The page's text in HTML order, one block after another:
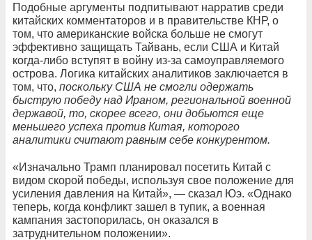
Подобные аргументы подпитывают нарратив среди
китайских комментаторов и в правительстве КНР, о
том, что американские войска больше не смогут
эффективно защищать Тайвань, если США и Китай
когда-либо вступят в войну из-за самоуправляемого
острова. Логика китайских аналитиков заключается в
том, что, поскольку США не смогли одержать
быструю победу над Ираном, региональной военной
державой, то, скорее всего, они добьются еще
меньшего успеха против Китая, которого
аналитики считают равным себе конкурентом.
«Изначально Трамп планировал посетить Китай с
видом скорой победы, используя свое положение для
усиления давления на Китай», — сказал Юэ. «Однако
теперь, когда конфликт зашел в тупик, а военная
кампания застопорилась, он оказался в
затруднительном положении».